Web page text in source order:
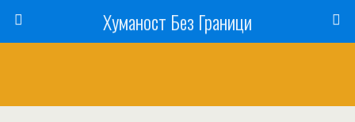
Хуманост Без Граници